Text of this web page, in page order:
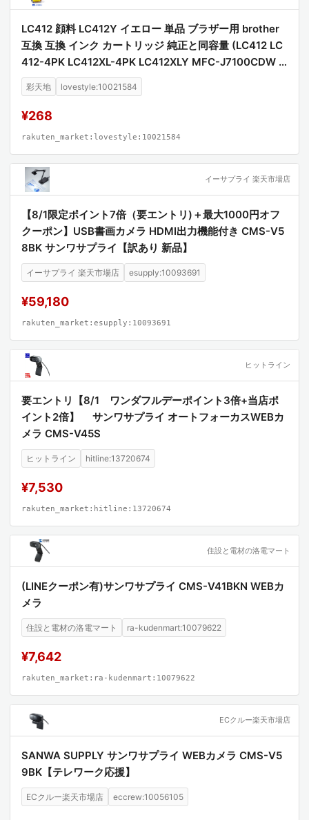
LC412 顔料 LC412Y イエロー 単品 ブラザー用 brother
互換 互換 インク カートリッジ 純正と同容量 (LC412 LC
412-4PK LC412XL-4PK LC412XLY MFC-J7100CDW L
C 412 MFC-J7300CDW MFCJ7100CDW MFCJ7300C
DW)
彩天地 lovestyle:10021584
¥268
rakuten_market:lovestyle:10021584
イーサプライ 楽天市場店
【8/1限定ポイント7倍（要エントリ)＋最大1000円オフ
クーポン】USB書画カメラ HDMI出力機能付き CMS-V5
8BK サンワサプライ【訳あり 新品】
イーサプライ 楽天市場店 esupply:10093691
¥59,180
rakuten_market:esupply:10093691
ヒットライン
要エントリ【8/1 ワンダフルデーポイント3倍+当店ポ
イント2倍】 サンワサプライ オートフォーカスWEBカ
メラ CMS-V45S
ヒットライン hitline:13720674
¥7,530
rakuten_market:hitline:13720674
住設と電材の洛電マート
(LINEクーポン有)サンワサプライ CMS-V41BKN WEBカ
メラ
住設と電材の洛電マート ra-kudenmart:10079622
¥7,642
rakuten_market:ra-kudenmart:10079622
ECクルー楽天市場店
SANWA SUPPLY サンワサプライ WEBカメラ CMS-V5
9BK【テレワーク応援】
ECクルー楽天市場店 eccrew:10056105